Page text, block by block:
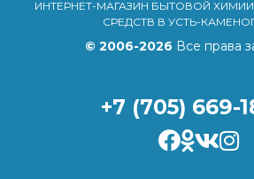
ИНТЕРНЕТ-МАГАЗИН БЫТОВОЙ
СРЕДСТВ В УСТЬ-
© 2006-2026 Все права
+7 (705) 669-